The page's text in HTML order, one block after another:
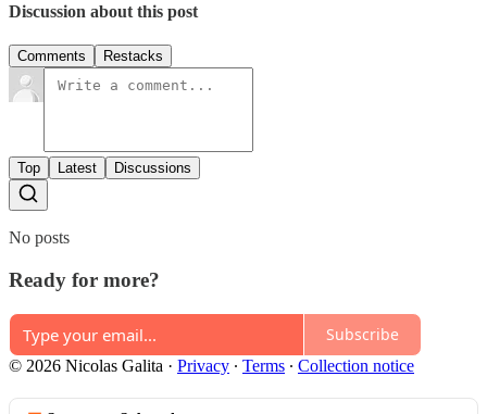
Discussion about this post
Comments Restacks
Top Latest Discussions
No posts
Ready for more?
Subscribe
© 2026 Nicolas Galita · Privacy ∙ Terms ∙ Collection notice